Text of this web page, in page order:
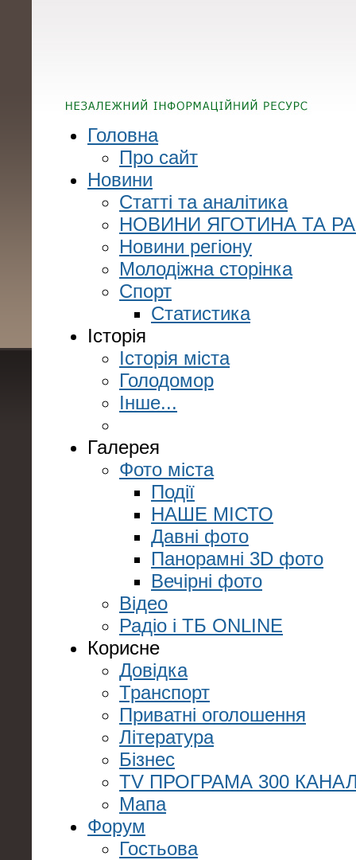
Головна
Про сайт
Новини
Статті та аналітика
НОВИНИ ЯГОТИНА ТА
Новини регіону
Молодіжна сторінка
Спорт
Статистика
Історія
Історія міста
Голодомор
Інше...
Галерея
Фото міста
Події
НАШЕ МІСТО
Давні фото
Панорамні 3D фото
Вечірні фото
Відео
Радіо і ТБ ONLINE
Корисне
Довідка
Транспорт
Приватні оголошення
Література
Бізнес
TV ПРОГРАМА 300
Мапа
Форум
Гостьова